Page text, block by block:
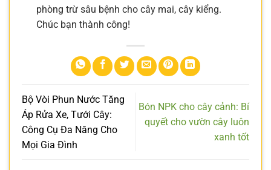
phòng trừ sâu bệnh cho cây mai, cây kiểng.
Chúc bạn thành công!
Bộ Vòi Phun Nước Tăng
Áp Rửa Xe, Tưới Cây:
Công Cụ Đa Năng Cho
Mọi Gia Đình
Bón NPK cho cây cảnh: Bí
quyết cho vườn cây luôn
xanh tốt